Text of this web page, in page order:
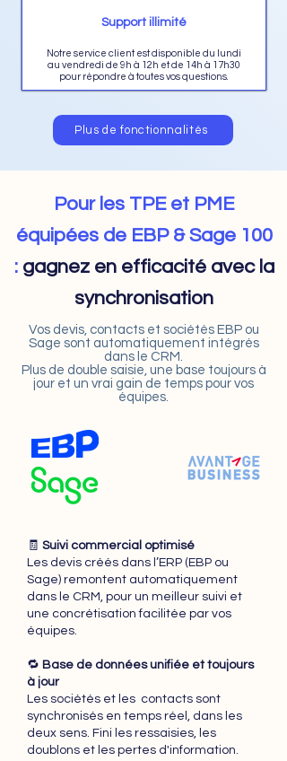
Support illimité
Notre service client est disponible du lundi
au vendredi de 9h à 12h et de 14h à 17h30
pour répondre à toutes vos questions.
Plus de fonctionnalités
Pour les TPE et PME
équipées de EBP & Sage 100
: gagnez en efficacité avec la
synchronisation
Vos devis, contacts et sociétés EBP ou
Sage sont automatiquement intégrés
dans le CRM.
Plus de double saisie, une base toujours à
jour et un vrai gain de temps pour vos
équipes.
🧾 Suivi commercial optimisé
Les devis créés dans l’ERP (EBP ou
Sage) remontent automatiquement
dans le CRM, pour un meilleur suivi et
une concrétisation facilitée par vos
équipes.
🔁 Base de données unifiée et toujours
à jour
Les sociétés et les contacts sont
synchronisés en temps réel, dans les
deux sens. Fini les ressaisies, les
doublons et les pertes d'information.